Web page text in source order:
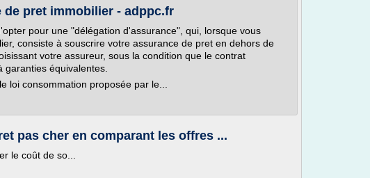
de pret immobilier - adppc.fr
pour une "délégation d'assurance", qui, lorsque vous
consiste à souscrire votre assurance de pret en dehors de
votre assureur, sous la condition que le contrat
équivalentes.
loi consommation proposée par le...
pas cher en comparant les offres ...
le coût de so...